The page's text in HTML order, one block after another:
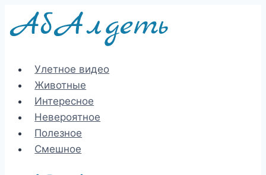
Перейти
Улетное видео
Животные
Интересное
Невероятное
Полезное
Смешное